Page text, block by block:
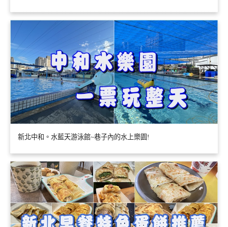
新北中和。水藍天游泳館~巷子內的水上樂園!